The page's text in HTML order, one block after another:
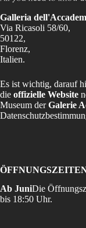
Galleria
Via Ricasoli 58/60,
50122,
Florenz,
Italien.
Es ist wichtig, darauf
die offizielle Website
Museum derGalerie
Ab JuniDie
bis 18:50 Uhr.